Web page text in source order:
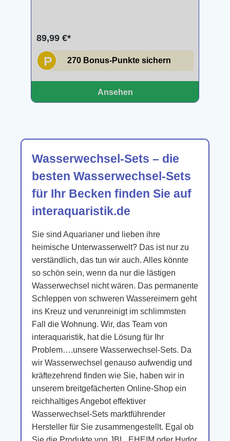
89,99 €*
P 270 Bonus-Punkte sichern
Ansehen
Wasserwechsel-Sets – die
besten Wasserwechsel-Sets
für Ihr Becken finden Sie auf
interaquaristik.de
Sie sind Aquarianer und lieben ihre
heimische Unterwasserwelt? Das ist nur zu
verständlich, das tun wir auch. Alles könnte
so schön sein, wenn da nur die lästigen
Wasserwechsel nicht wären. Das permanente
Schleppen von schweren Wassereimern geht
ins Kreuz und verunreinigt im schlimmsten
Fall die Wohnung. Wir, das Team von
interaquaristik, hat die Lösung für Ihr
Problem….unsere Wasserwechsel-Sets. Da
wir Wasserwechsel genauso aufwendig und
kräftezehrend finden wie Sie, haben wir in
unserem breitgefächerten Online-Shop ein
reichhaltiges Angebot effektiver
Wasserwechsel-Sets marktführender
Hersteller für Sie zusammengestellt. Egal ob